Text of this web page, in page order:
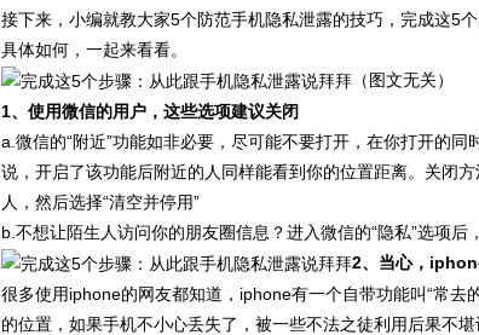
接下来，小编就教大家5个防范手机隐私泄露的技巧，完成这5
具体如何，一起来看看。
（图文无关）
1、使用微信的用户，这些选项建议关闭
a.微信的“附近”功能如非必要，尽可能不要打开，在你打开的
说，开启了该功能后附近的人同样能看到你的位置距离。关
人，然后选择“清空并停用”
b.不想让陌生人访问你的朋友圈信息？进入微信的“隐私”选项后
2、当心，
很多使用iphone的网友都知道，iphone有一个自带功能叫“常去
的位置，如果手机不小心丢失了，被一些不法之徒利用后果